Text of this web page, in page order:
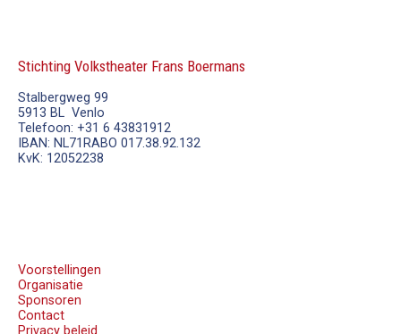
Stichting Volkstheater Frans Boermans
Stalbergweg 99
5913 BL Venlo
Telefoon: +31 6 43831912
IBAN: NL71RABO 017.38.92.132
KvK: 12052238
Voorstellingen
Organisatie
Sponsoren
Contact